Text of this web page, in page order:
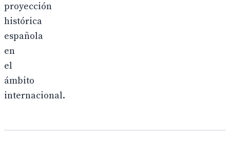
proyección
histórica
española
en
el
ámbito
internacional.